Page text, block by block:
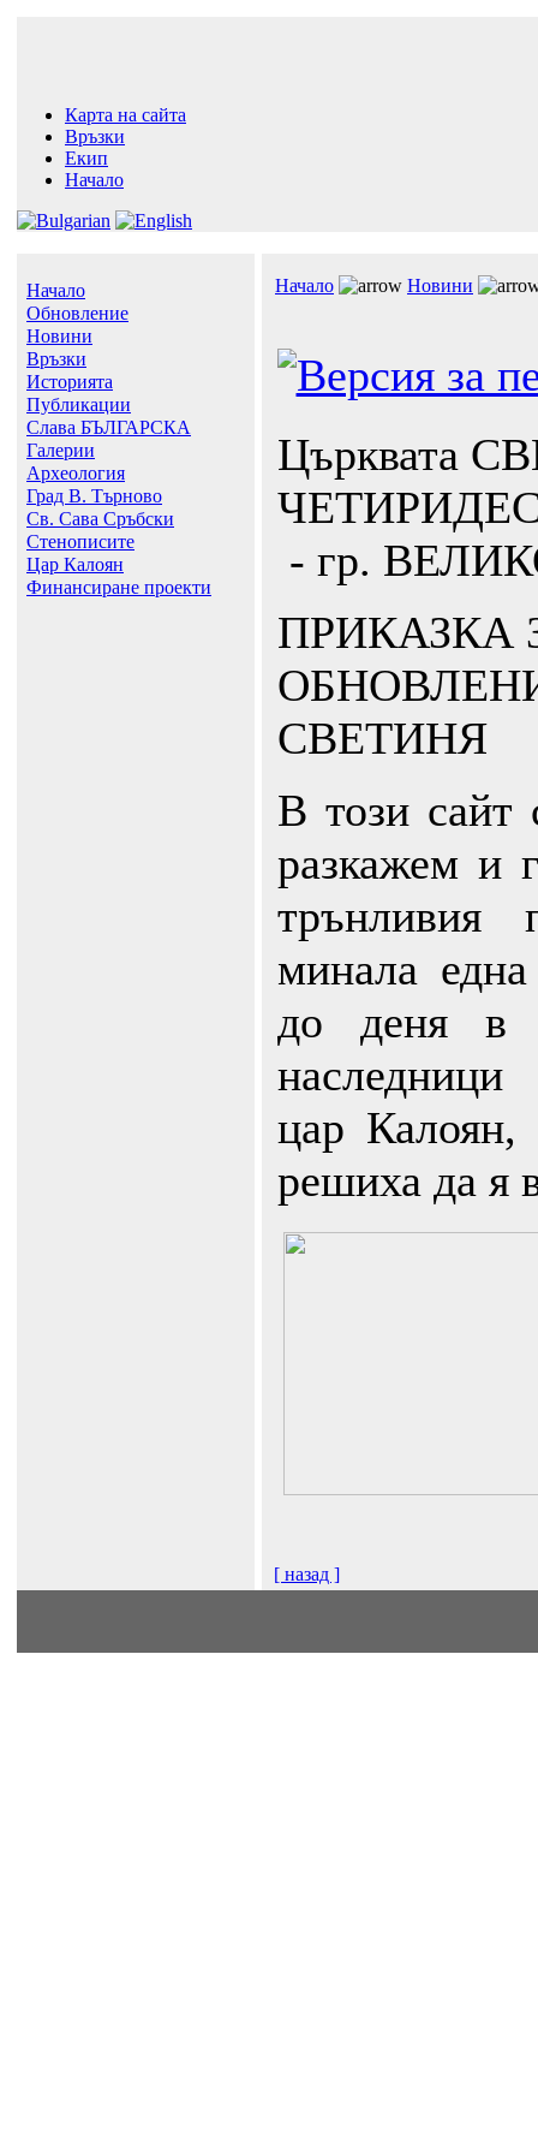
Карта на сайта
Връзки
Екип
Начало
Начало
Обновление
Новини
Връзки
Историята
Публикации
Слава БЪЛГАРСКА
Галерии
Археология
Град В. Търново
Св. Сава Сръбски
Стенописите
Цар Калоян
Финансиране проекти
Начало Новини
Църквата
- гр.
ПРИКАЗКА
СВЕТИНЯ
В този сайт
разкажем и
минала
до деня в
цар
решиха да я
[ назад ]